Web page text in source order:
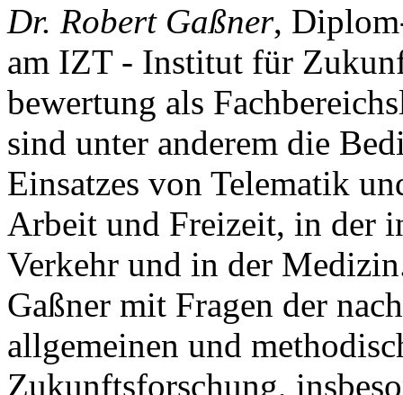
Dr. Robert Gaßner,
am IZT - Institut für
bewertung als
sind unter anderem die
Einsatzes von Telematik
Arbeit und Freizeit, in der
Verkehr und in der
Gaßner mit Fragen der
allgemeinen und
Zukunftsforschung,